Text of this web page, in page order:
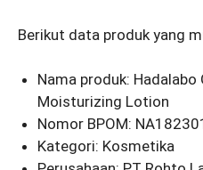
Berikut data produk yang
Nama produk:
Moisturizing Lotion
Nomor BPOM:
Kategori: Kosmetika